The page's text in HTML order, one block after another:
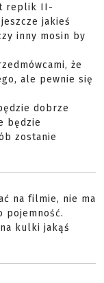
replik II-
jakieś
inny mosin by
że
ale pewnie się
dobrze
będzie
zostanie
na filmie, nie ma
pojemność.
kulki jakąś